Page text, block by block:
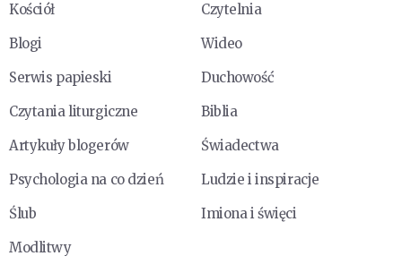
Kościół
Czytelnia
Blogi
Wideo
Serwis papieski
Duchowość
Czytania liturgiczne
Biblia
Artykuły blogerów
Świadectwa
Psychologia na co dzień
Ludzie i inspiracje
Ślub
Imiona i święci
Modlitwy